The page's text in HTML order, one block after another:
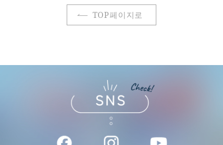
TOP페이지로